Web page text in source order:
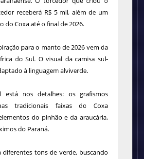
receberá R$ 5 mil, além de um
do Coxa até o final de 2026.
para o manto de 2026 vem da
do Sul. O visual da camisa sul-
à linguagem alviverde.
está nos detalhes: os grafismos
tradicionais faixas do Coxa
do pinhão e da araucária,
do Paraná.
diferentes tons de verde, buscando